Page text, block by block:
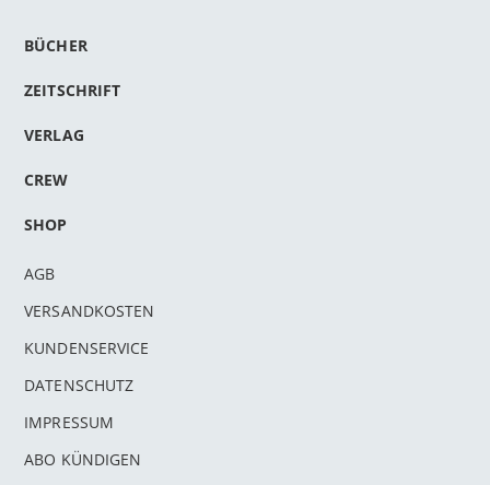
BÜCHER
ZEITSCHRIFT
VERLAG
CREW
SHOP
AGB
VERSANDKOSTEN
KUNDENSERVICE
DATENSCHUTZ
IMPRESSUM
ABO KÜNDIGEN